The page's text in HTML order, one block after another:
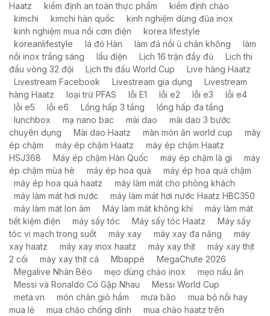
Haatz
kiểm định an toàn thực phẩm
kiểm định chảo
kimchi
kimchi hàn quốc
kinh nghiệm dùng đũa inox
kinh nghiệm mua nồi cơm điện
korea lifestyle
koreanlifestyle
lá đỏ Hàn làm đá nồi ủ chân không
làm
nồi inox trắng sáng
lẩu điện Lịch 16 trận đầy đủ
Lich thi
đấu vòng 32 đội
Lịch thi đấu World Cup
Live hàng Haatz
Livestream Facebook
Livestream gia dụng
Livestream
hàng Haatz
loại trừ PFAS lỗi E1 lỗi e2 lỗi e3
lỗi e4
lỗi e5
lỗi e6 Lồng hấp 3 tầng
lồng hấp đa tầng
lunchbox
mạ nano bac mài dao
mài dao 3 bước
chuyên dụng
Mài dao Haatz màn món ăn world cup
máy
ép chậm
máy ép chậm Haatz
máy ép chậm Haatz
HSJ368
Máy ép chậm Hàn Quốc máy ép chậm là gì
máy
ép chậm mùa hè
máy ép hoa quả
máy ép hoa quả chậm
máy ép hoa quả haatz
máy làm mát cho phòng khách
máy làm mát hơi nước
máy làm mát hơi nước Haatz HBC350
máy làm mát Ion âm
Máy làm mát không khí
máy làm mát
tiết kiệm điện
máy sấy tóc Máy sấy tóc Haatz
Máy sấy
tóc vi mạch trong suốt
máy xay máy xay đa năng
máy
xay haatz
máy xay inox haatz máy xay thịt
máy xay thịt
2 cối
máy xay thịt cá Mbappé
MegaChute 2026
Megalive Nhàn Béo
mẹo dùng chảo inox
mẹo nấu ăn
Messi và Ronaldo Có Gặp Nhau
Messi World Cup
meta.vn
món chân giò hầm mưa bão
mua bộ nồi hay
mua lẻ
mua chảo chống dính
mua chảo haatz trên